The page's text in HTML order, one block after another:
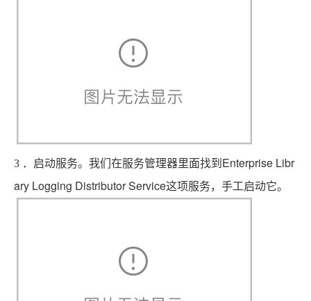
3 ．启动服务。我们在服务管理器里面找到 Enterprise Libr
ary Logging Distributor Service这项服务，手工启动它。